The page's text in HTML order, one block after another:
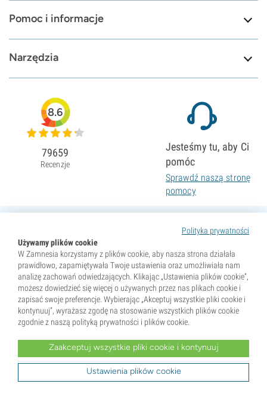
Pomoc i informacje
Narzędzia
Polityka prywatności
Używamy plików cookie
W Zamnesia korzystamy z plików cookie, aby nasza strona działała
prawidłowo, zapamiętywała Twoje ustawienia oraz umożliwiała nam
analizę zachowań odwiedzających. Klikając „Ustawienia plików cookie”,
możesz dowiedzieć się więcej o używanych przez nas plikach cookie i
zapisać swoje preferencje. Wybierając „Akceptuj wszystkie pliki cookie i
kontynuuj”, wyrażasz zgodę na stosowanie wszystkich plików cookie
zgodnie z naszą polityką prywatności i plików cookie.
Zaakceptuj wszystkie pliki cookie i kontynuuj
Ustawienia plików cookie
8.6
79659
Recenzje
Jesteśmy tu, aby Ci
pomóc
Sprawdź naszą stronę
pomocy
* Nasiona są sprzedawane wyłącznie jako pamiątki. Kiełkowanie nasion jest nielegalne w wielu krajach.
zamieszkania oraz znasz obowiązujące przepisy. Zamnesia nie ponosi odpowiedzialności za działania
niezgodne z prawem.